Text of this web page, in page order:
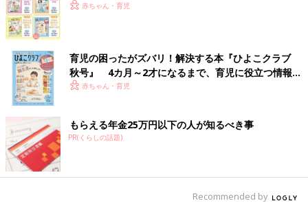
赤ちゃん・育児
育児の困ったがズバリ！解決する本『ひよこクラブ
秋号』 4カ月～2才になるまで、育児に役立つ情報が
いっぱい！
赤ちゃん・育児
もらえる年金25万円以下の人が知るべき事
PR(くらしの話題)
Recommended by